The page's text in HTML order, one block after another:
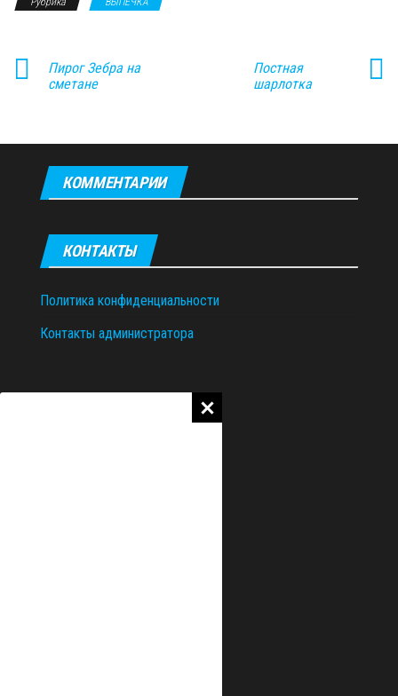
Пирог Зебра на
сметане
Постная
шарлотка
КОММЕНТАРИИ
КОНТАКТЫ
Политика конфиденциальности
Контакты администратора